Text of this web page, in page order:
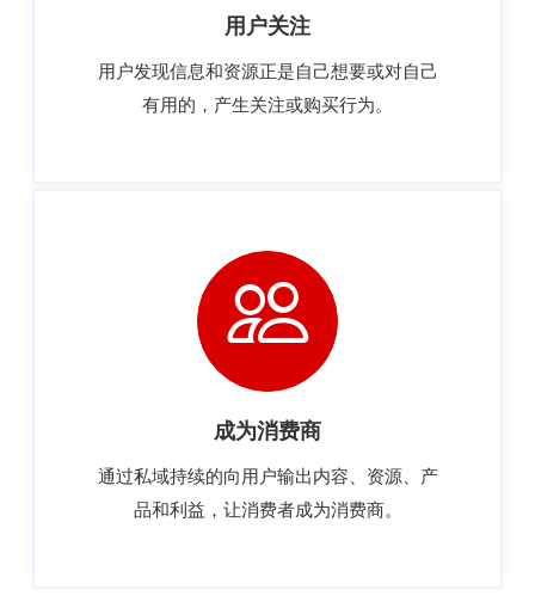
用户关注
用户发现信息和资源正是自己想要或对自己
有用的，产生关注或购买行为。
成为消费商
通过私域持续的向用户输出内容、资源、产
品和利益，让消费者成为消费商。